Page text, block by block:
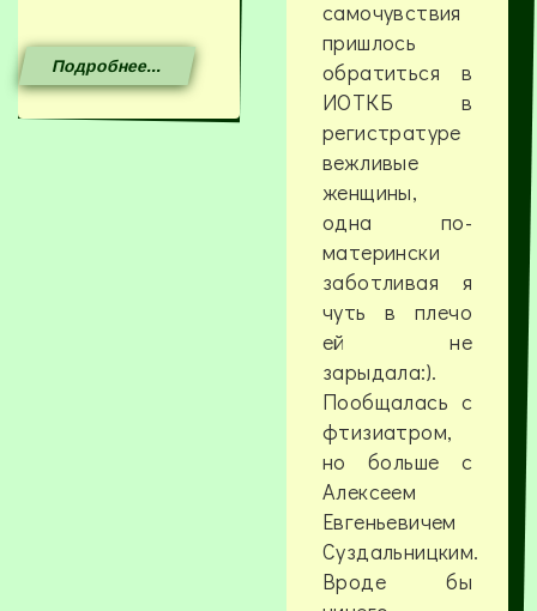
Подробнее...
самочувствия
пришлось
обратиться в
ИОТКБ в
регистратуре
вежливые
женщины,
одна по-
матерински
заботливая я
чуть в плечо
ей не
зарыдала:).
Пообщалась с
фтизиатром,
но больше с
Алексеем
Евгеньевичем
Суздальницким.
Вроде бы